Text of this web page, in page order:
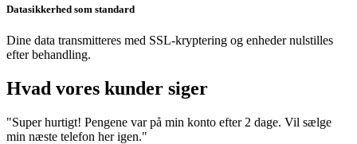
Datasikkerhed som standard
Dine data transmitteres med SSL-kryptering og enheder nulstilles
efter behandling.
Hvad vores kunder siger
"Super hurtigt! Pengene var på min konto efter 2 dage. Vil sælge
min næste telefon her igen."